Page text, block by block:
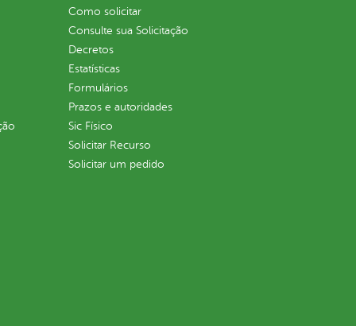
Como solicitar
Consulte sua Solicitação
Decretos
Estatísticas
Formulários
Prazos e autoridades
Sic Físico
Solicitar Recurso
Solicitar um pedido